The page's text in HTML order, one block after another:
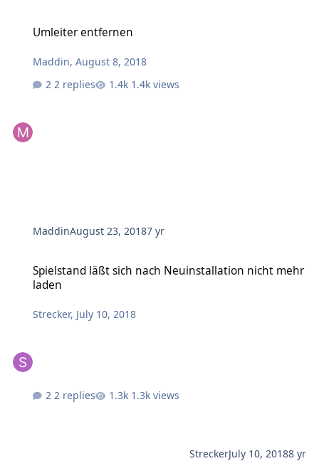
Umleiter entfernen
Maddin,August 8, 2018
2 replies
1.4k views
MaddinAugust 23, 20187 yr
Spielstand läßt sich nach Neuinstallation nicht mehr
laden
Strecker, July 10, 2018
2 replies 1.3k views
StreckerJuly 10, 20188 yr